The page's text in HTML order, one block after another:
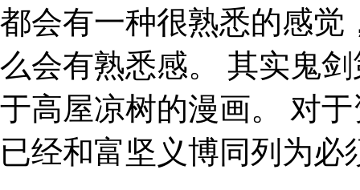
都会有一种很熟悉的感觉
么会有熟悉感。 其实鬼
于高屋凉树的漫画。 对
已经和富坚义博同列为必